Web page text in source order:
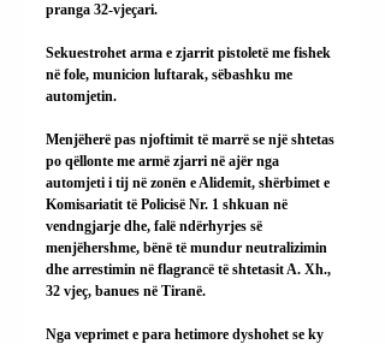
pranga 32-vjeçari.
Sekuestrohet arma e zjarrit pistoletë me fishek
në fole, municion luftarak, sëbashku me
automjetin.
Menjëherë pas njoftimit të marrë se një shtetas
po qëllonte me armë zjarri në ajër nga
automjeti i tij në zonën e Alidemit, shërbimet e
Komisariatit të Policisë Nr. 1 shkuan në
vendngjarje dhe, falë ndërhyrjes së
menjëhershme, bënë të mundur neutralizimin
dhe arrestimin në flagrancë të shtetasit A. Xh.,
32 vjeç, banues në Tiranë.
Nga veprimet e para hetimore dyshohet se ky